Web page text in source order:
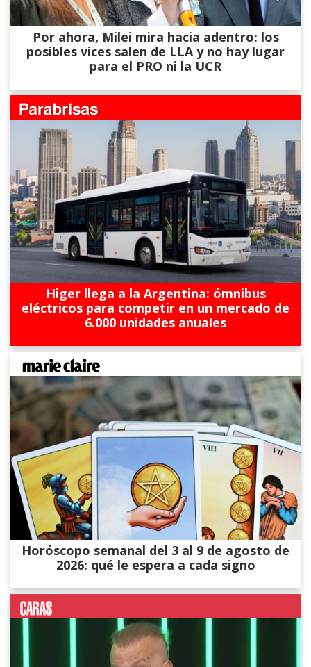
Por ahora, Milei mira hacia adentro: los
posibles vices salen de LLA y no hay lugar
para el PRO ni la UCR
Higer llega a la Argentina: ómnibus
eléctricos para competir en un mercado de
6.000 unidades anuales
Horóscopo semanal del 3 al 9 de agosto de
2026: qué le espera a cada signo